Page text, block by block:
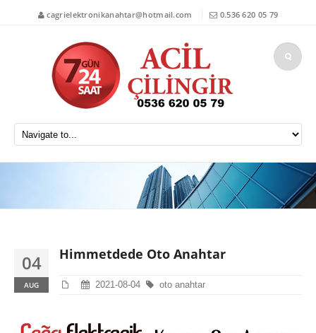
cagrielektronikanahtar@hotmail.com 0.536 620 05 79
04
AUG
Himmetdede Oto Anahtar
2021-08-04 oto anahtar